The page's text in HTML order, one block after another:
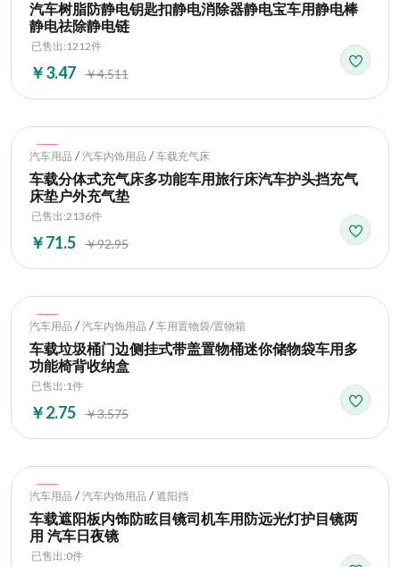
汽车树脂防静电钥匙扣静电消除器静电宝车用静电棒
静电祛除静电链
已售出:1212件
￥3.47 ￥4.511
Hot
汽车用品 / 汽车内饰用品 / 车载充气床
车载分体式充气床多功能车用旅行床汽车护头挡充气
床垫户外充气垫
已售出:2136件
￥71.5 ￥92.95
Hot
汽车用品 / 汽车内饰用品 / 车用置物袋/置物箱
车载垃圾桶门边侧挂式带盖置物桶迷你储物袋车用多
功能椅背收纳盒
已售出:1件
￥2.75 ￥3.575
Hot
汽车用品 / 汽车内饰用品 / 遮阳挡
车载遮阳板内饰防眩目镜司机车用防远光灯护目镜两
用 汽车日夜镜
已售出:0件